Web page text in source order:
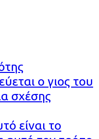
ο γιος του
σχέσης
είναι το